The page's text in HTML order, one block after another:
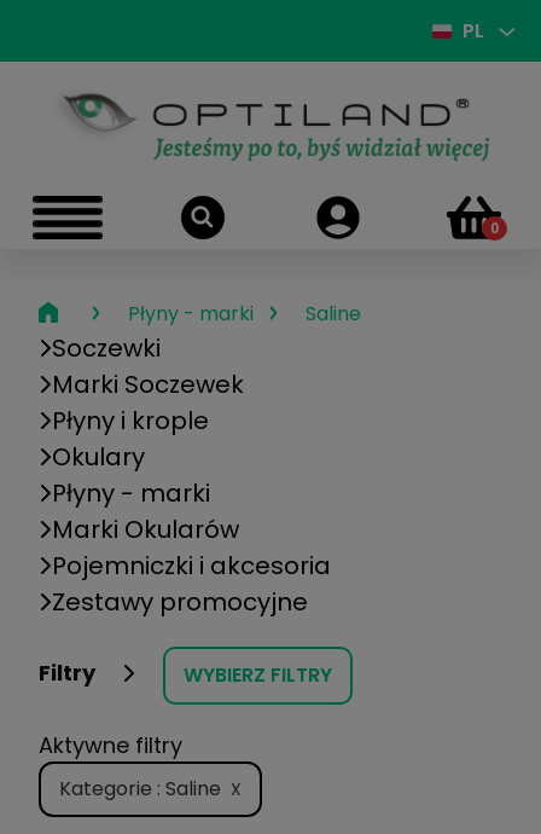
PL
› Płyny - marki › Saline
Soczewki
Marki Soczewek
Płyny i krople
Okulary
Płyny - marki
Marki Okularów
Pojemniczki i akcesoria
Zestawy promocyjne
Filtry WYBIERZ FILTRY
Aktywne filtry
Kategorie : Saline X